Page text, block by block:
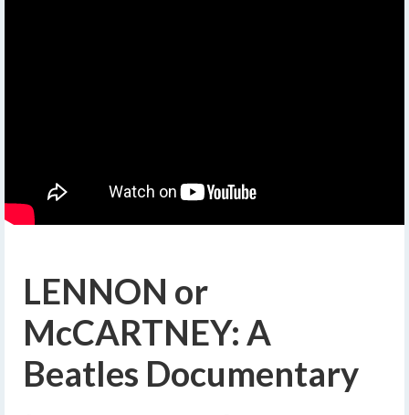
LENNON or
McCARTNEY: A
Beatles Documentary